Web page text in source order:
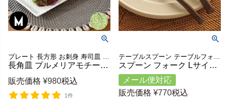
長角皿 プルメリアモチーフ Mサイズ 25.7cm×12.1cm ホワイト グリーン 陶器製 [pl5-66819 pl5-66820]【 食器 スクエアプレート 平皿 スクエア 角皿 焼き物皿 焼物皿 焼き鳥 焼き魚 長皿 陶器皿 和食器 おしゃれ キッチン雑貨 アジアン 雑貨 アジアン雑貨 】
販売価格 ¥980税込
1件
スプーン フォーク Lサイズ カトラリー 木製 天然木 ウッド アジアウォルナット 約 W 18cm D 3cm H 1cm ダークブラウン ウッドカトラリー 三角 キッチン ダイニング キッチン雑貨 食卓 テーブル シンプル おしゃれ 北欧 リゾート 雑貨 アジアン メール便対応 [94193]
メール便対応
販売価格 ¥770税込